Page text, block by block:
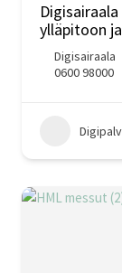
ylläpitoon
Digisairaala
0600 98000